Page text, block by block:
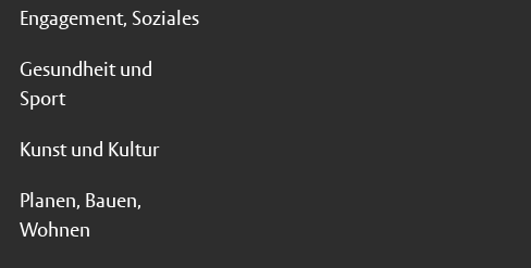
Engagement, Soziales
Gesundheit und
Sport
Kunst und Kultur
Planen, Bauen,
Wohnen